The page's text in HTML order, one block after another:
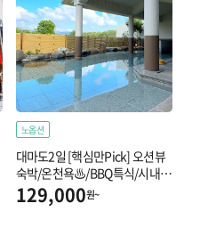
노옵션
대마도2일 [핵심만Pick] 오션뷰
숙박/온천욕♨/BBQ특식/시내셔
틀운영
129,000원~